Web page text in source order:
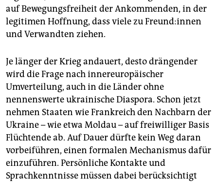
auf Bewegungsfreiheit der Ankommenden, in der
legitimen Hoffnung, dass viele zu Freun­d:in­nen
und Verwandten ziehen.
Je länger der Krieg andauert, desto drängender
wird die Frage nach innereuropäischer
Umverteilung, auch in die Länder ohne
nennenswerte ukrainische Diaspora. Schon jetzt
nehmen Staaten wie Frankreich den Nachbarn der
Ukraine – wie etwa Moldau – auf freiwilliger Basis
Flüchtende ab. Auf Dauer dürfte kein Weg daran
vorbeiführen, einen formalen Mechanismus dafür
einzuführen. Persönliche Kontakte und
Sprachkenntnisse müssen dabei berücksichtigt